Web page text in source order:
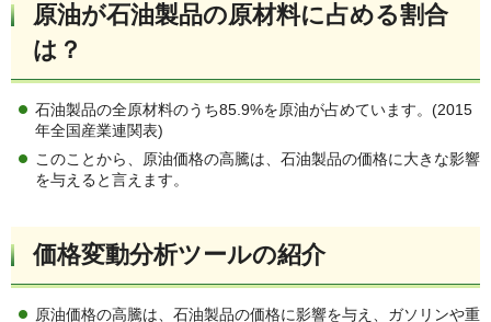
原油が石油製品の原材料に占める割合
は？
石油製品の全原材料のうち85.9%を原油が占めています。(2015
年全国産業連関表)
このことから、原油価格の高騰は、石油製品の価格に大きな影響
を与えると言えます。
価格変動分析ツールの紹介
原油価格の高騰は、石油製品の価格に影響を与え、ガソリンや重